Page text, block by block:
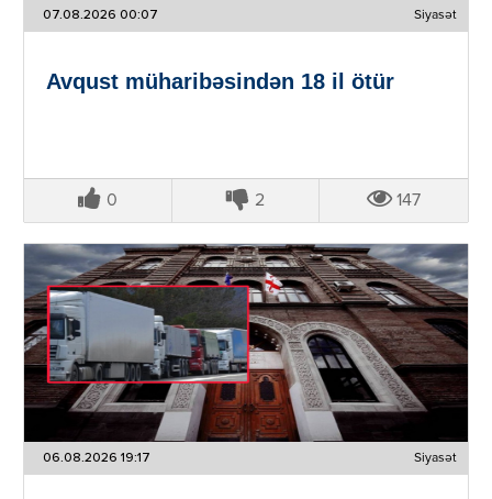
07.08.2026 00:07 Siyasət
Avqust müharibəsindən 18 il ötür
0 2 147
06.08.2026 19:17 Siyasət